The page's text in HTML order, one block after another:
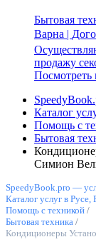
Бытовая
Варна |
продажу
Посмотреть
Каталог
Помощь с
Бытовая
Симион
SpeedyBook.pro —
Каталог услуг в Русе,
Помощь с техникой /
Бытовая техника /
Кондиционеры